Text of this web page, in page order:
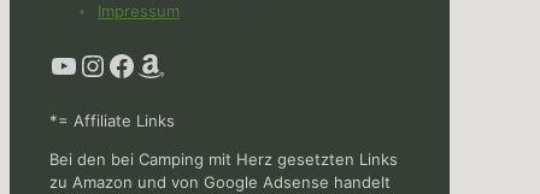
Impressum
YouTube
Instagram
Facebook
Amazon
*= Affiliate Links
Bei den bei Camping mit Herz gesetzten Links
zu Amazon und von Google Adsense handelt